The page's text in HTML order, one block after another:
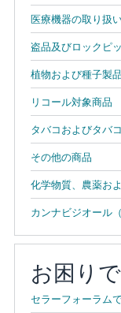
医療機器の取り扱
盗品及びロックピ
植物および種子製品
リコール対象商品
タバコおよびタバ
その他の商品
化学物質、農薬お
カンナビジオール
お困り
セラーフォーラム